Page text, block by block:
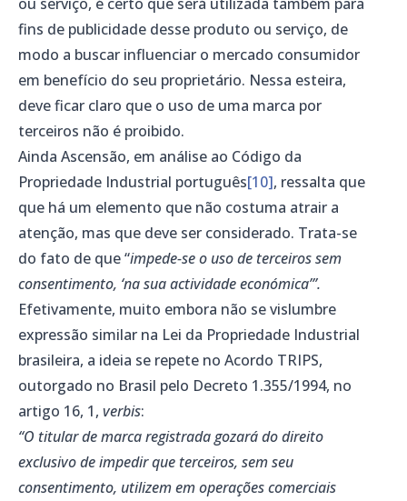
fins de publicidade desse produto ou serviço, de
modo a buscar influenciar o mercado consumidor
em benefício do seu proprietário. Nessa esteira,
deve ficar claro que o uso de uma marca por
terceiros não é proibido.
Ainda Ascensão, em análise ao Código da
Propriedade Industrial português[10], ressalta que
que há um elemento que não costuma atrair a
atenção, mas que deve ser considerado. Trata-se
do fato de que “impede-se o uso de terceiros sem
consentimento, ‘na sua actividade económica’”.
Efetivamente, muito embora não se vislumbre
expressão similar na Lei da Propriedade Industrial
brasileira, a ideia se repete no Acordo TRIPS,
outorgado no Brasil pelo Decreto 1.355/1994, no
artigo 16, 1, verbis:
“O titular de marca registrada gozará do direito
exclusivo de impedir que terceiros, sem seu
consentimento, utilizem em operações comerciais